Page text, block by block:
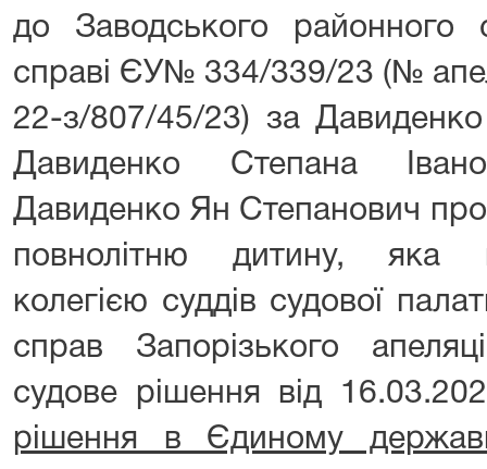
до Заводського
справі ЄУ№ 334/339/23 (№
22-з/807/45/23) за
Давиденко Степана
Давиденко Ян Степанович про
повнолітню дитину, яка
колегією суддів судової
справ Запорізького
судове рішення від
рішення в Єдиному